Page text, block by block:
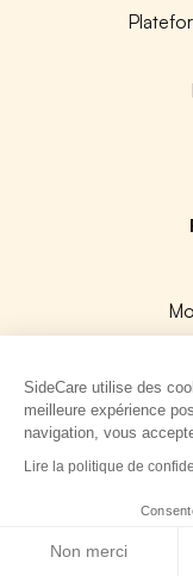
Les
SideCare utilise des
meilleure expérience
navigation, vous
Lire la politique de
Non merci